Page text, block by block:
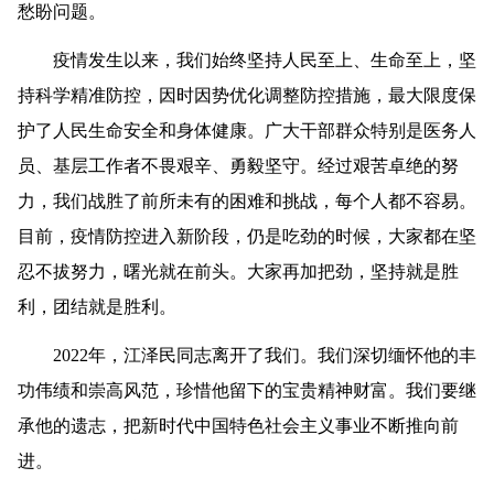
愁盼问题。
疫情发生以来，我们始终坚持人民至上、生命至上，坚
持科学精准防控，因时因势优化调整防控措施，最大限度保
护了人民生命安全和身体健康。广大干部群众特别是医务人
员、基层工作者不畏艰辛、勇毅坚守。经过艰苦卓绝的努
力，我们战胜了前所未有的困难和挑战，每个人都不容易。
目前，疫情防控进入新阶段，仍是吃劲的时候，大家都在坚
忍不拔努力，曙光就在前头。大家再加把劲，坚持就是胜
利，团结就是胜利。
2022年，江泽民同志离开了我们。我们深切缅怀他的丰
功伟绩和崇高风范，珍惜他留下的宝贵精神财富。我们要继
承他的遗志，把新时代中国特色社会主义事业不断推向前
进。